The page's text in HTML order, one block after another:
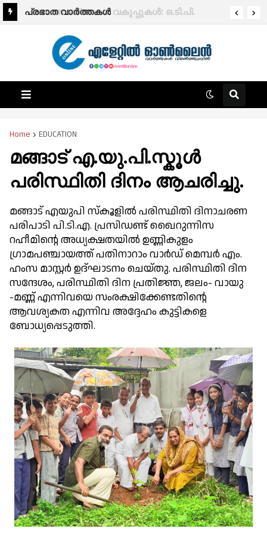
പ്രഭാത വാർത്തകൾ
Home EDUCATION
മങ്ങാട് എ.യു.പി.സ്കൂൾ
പരിസ്ഥിതി ദിനം ആചരിച്ചു.
മങ്ങാട് എയുപി സ്കൂളിൽ പരിസ്ഥിതി ദിനാചരണ
പരിപാടി പി.ടി.എ. പ്രസിഡണ്ട് ഖൈറുന്നിസ
റഹീമിന്റെ അധ്യക്ഷതയിൽ ഉണ്ണികുളം
ഗ്രാമപഞ്ചായത്ത് പതിനാറാം വാർഡ് മെമ്പർ എം.
ഹംസ മാസ്റ്റർ ഉദ്ഘാടനം ചെയ്തു. പരിസ്ഥിതി ദിന
സന്ദേശം, പരിസ്ഥിതി ദിന പ്രതിജ്ഞ, ജലം- വായു
-മണ്ണ് എന്നിവയെ സംരക്ഷിക്കേണ്ടതിന്റെ
ആവശ്യകത എന്നിവ അദ്ദേഹം കുട്ടികളെ
ബോധ്യപ്പെടുത്തി.